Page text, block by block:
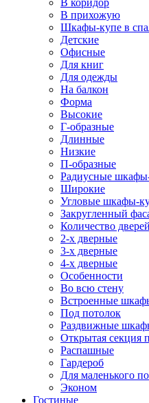
В коридор
В прихожую
Шкафы-купе в
Детские
Офисные
Для книг
Для одежды
На балкон
Форма
Высокие
Г-образные
Длинные
Низкие
П-образные
Радиусные
Широкие
Угловые шкафы-
Закругленный
Количество дверей
2-х дверные
3-х дверные
4-х дверные
Особенности
Во всю стену
Встроенные
Под потолок
Раздвижные
Открытая секция
Распашные
Гардероб
Для маленького
Эконом
Гостиные